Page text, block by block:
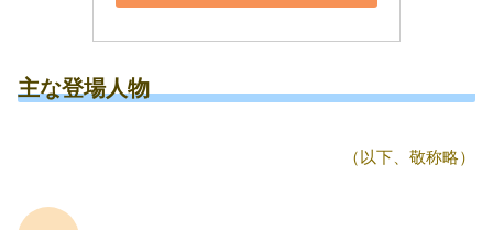
主な登場人物
（以下、敬称略）